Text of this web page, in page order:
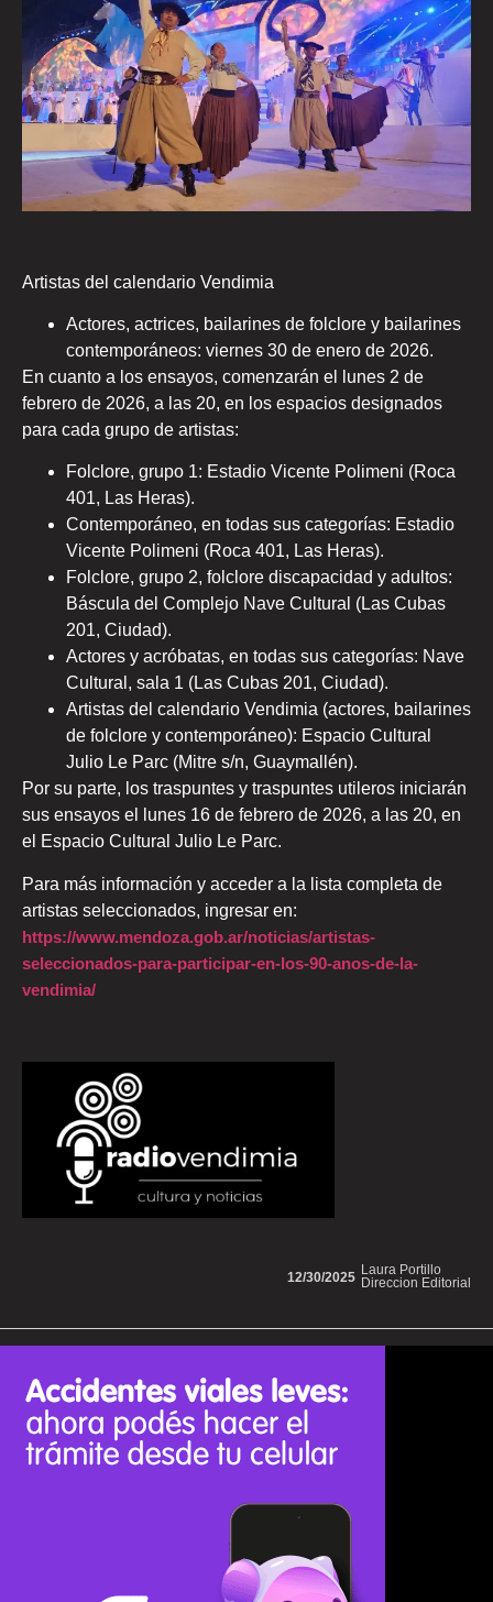
Artistas del calendario Vendimia
Actores, actrices, bailarines de folclore y bailarines
contemporáneos: viernes 30 de enero de 2026.
En cuanto a los ensayos, comenzarán el lunes 2 de
febrero de 2026, a las 20, en los espacios designados
para cada grupo de artistas:
Folclore, grupo 1: Estadio Vicente Polimeni (Roca
401, Las Heras).
Contemporáneo, en todas sus categorías: Estadio
Vicente Polimeni (Roca 401, Las Heras).
Folclore, grupo 2, folclore discapacidad y adultos:
Báscula del Complejo Nave Cultural (Las Cubas
201, Ciudad).
Actores y acróbatas, en todas sus categorías: Nave
Cultural, sala 1 (Las Cubas 201, Ciudad).
Artistas del calendario Vendimia (actores, bailarines
de folclore y contemporáneo): Espacio Cultural
Julio Le Parc (Mitre s/n, Guaymallén).
Por su parte, los traspuntes y traspuntes utileros iniciarán
sus ensayos el lunes 16 de febrero de 2026, a las 20, en
el Espacio Cultural Julio Le Parc.
Para más información y acceder a la lista completa de
artistas seleccionados, ingresar en:
https://www.mendoza.gob.ar/noticias/artistas-
seleccionados-para-participar-en-los-90-anos-de-la-
vendimia/
Laura Portillo
Direccion Editorial
12/30/2025